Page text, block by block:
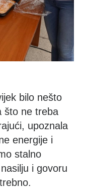
bilo nešto
što ne treba
upoznala
energije i
stalno
i govoru